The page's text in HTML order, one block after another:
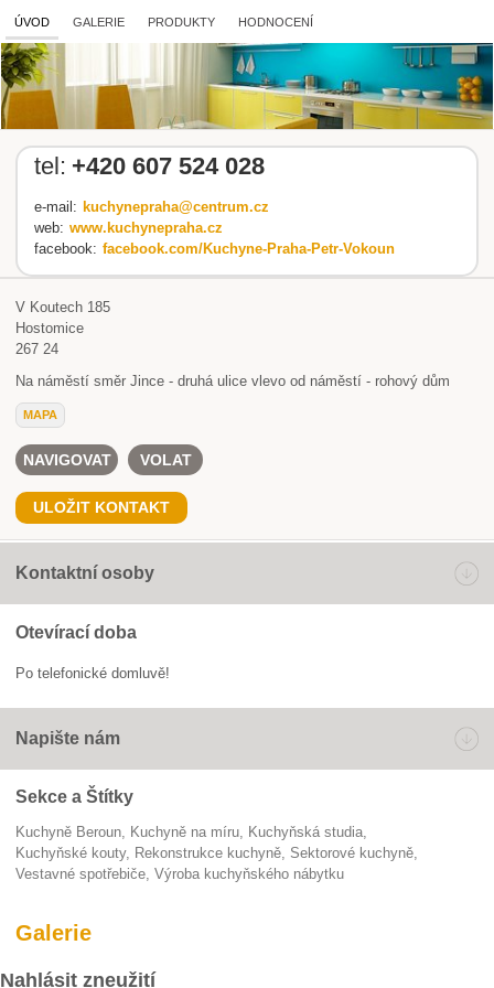
ÚVOD GALERIE PRODUKTY HODNOCENÍ
tel: +420 607 524 028
e-mail: kuchynepraha@centrum.cz
web: www.kuchynepraha.cz
facebook: facebook.com/Kuchyne-Praha-Petr-Vokoun
V Koutech 185
Hostomice
267 24
Na náměstí směr Jince - druhá ulice vlevo od náměstí - rohový dům
MAPA
NAVIGOVAT VOLAT
ULOŽIT KONTAKT
Kontaktní osoby
Otevírací doba
Po telefonické domluvě!
Napište nám
Sekce a Štítky
Kuchyně Beroun kuchyně na míru
Kuchyňská studia
kuchyňské kouty
rekonstrukce kuchyně
sektorové kuchyně
vestavné spotřebiče
výroba kuchyňského nábytku
Galerie
Nahlásit zneužití